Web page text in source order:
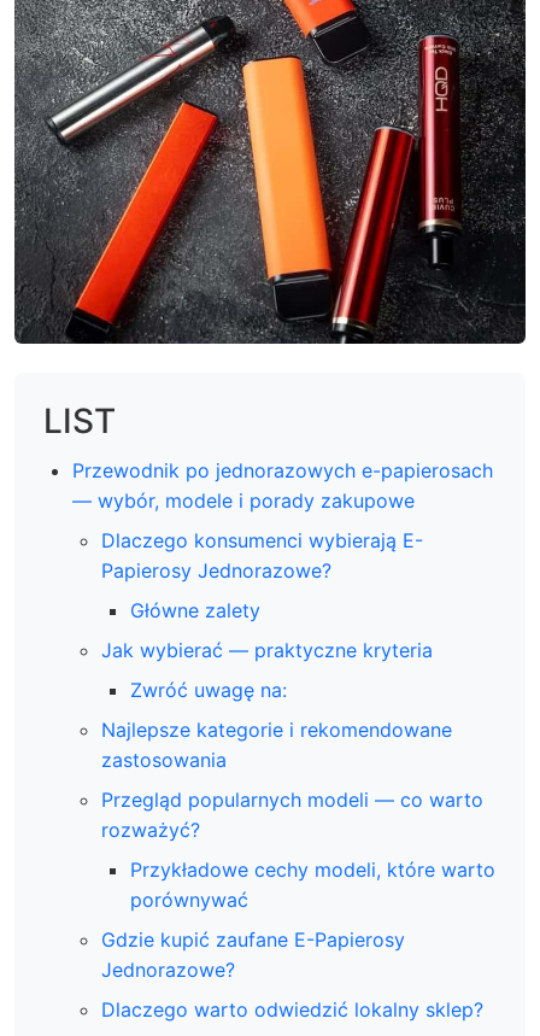
LIST
Przewodnik po jednorazowych e-papierosach
— wybór, modele i porady zakupowe
Dlaczego konsumenci wybierają E-
Papierosy Jednorazowe?
Główne zalety
Jak wybierać — praktyczne kryteria
Zwróć uwagę na:
Najlepsze kategorie i rekomendowane
zastosowania
Przegląd popularnych modeli — co warto
rozważyć?
Przykładowe cechy modeli, które warto
porównywać
Gdzie kupić zaufane E-Papierosy
Jednorazowe?
Dlaczego warto odwiedzić lokalny sklep?